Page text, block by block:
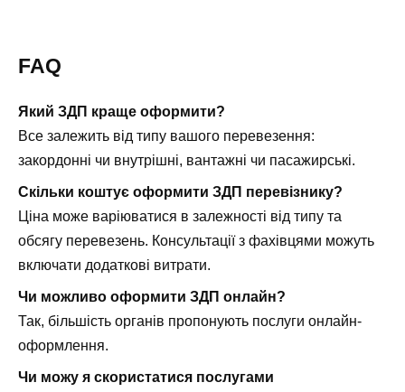
FAQ
Який ЗДП краще оформити?
Все залежить від типу вашого перевезення:
закордонні чи внутрішні, вантажні чи пасажирські.
Скільки коштує оформити ЗДП перевізнику?
Ціна може варіюватися в залежності від типу та
обсягу перевезень. Консультації з фахівцями можуть
включати додаткові витрати.
Чи можливо оформити ЗДП онлайн?
Так, більшість органів пропонують послуги онлайн-
оформлення.
Чи можу я скористатися послугами